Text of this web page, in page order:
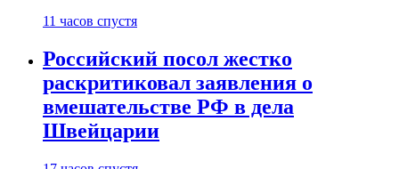
11 часов спустя
Российский посол жестко
раскритиковал заявления о
вмешательстве РФ в дела
Швейцарии